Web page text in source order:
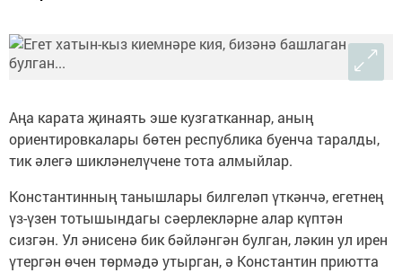
Аңа карата җинаять эше кузгатканнар, аның
ориентировкалары бөтен республика буенча таралды,
тик әлегә шикләнелүчене тота алмыйлар.
Константинның танышлары билгеләп үткәнчә, егетнең
үз-үзен тотышындагы сәерлекләрне алар күптән
сизгән. Ул әнисенә бик бәйләнгән булган, ләкин ул ирен
үтергән өчен төрмәдә утырган, ә Константин приютта